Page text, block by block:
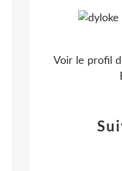
Voir le profil